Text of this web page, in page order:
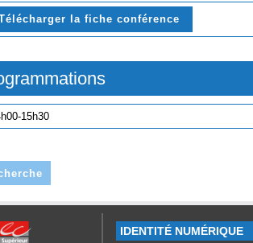
la fiche conférence
15h30
IDENTITÉ NUMÉRIQUE